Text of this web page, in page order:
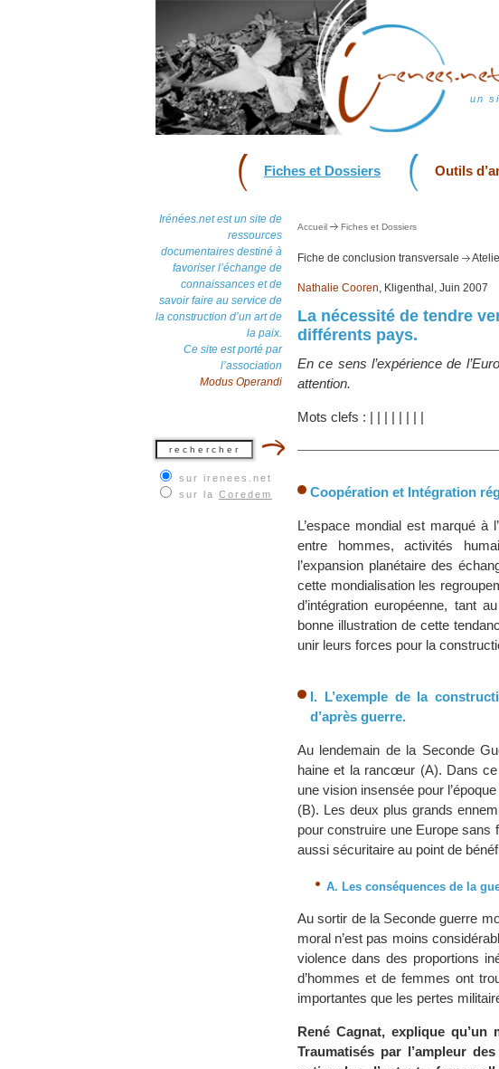
un
Fiches et Dossiers Outils
Irénées.net est un site de
ressources
documentaires destiné à
favoriser l’échange de
connaissances et de
savoir faire au service de
la construction d’un art de
la paix.
Ce site est porté par
l’association
Modus Operandi
sur irenees.net
sur la Coredem
Accueil Fiches et Dossiers
Fiche de conclusion transversale
Nathalie Cooren, Kligenthal, Juin 2007
La nécessité de tendre
différents pays.
En ce sens l’expérience de
attention.
Mots clefs : | | | | | | | |
Coopération et Intégration
L’espace mondial est marqué à
entre hommes, activités
l’expansion planétaire des
cette mondialisation les
d’intégration européenne, tant
bonne illustration de cette
unir leurs forces pour la
I. L’exemple de la
d’après guerre.
Au lendemain de la Seconde
haine et la rancœur (A). Dans
une vision insensée pour
(B). Les deux plus grands
pour construire une Europe sans
aussi sécuritaire au point de
A. Les conséquences de la
Au sortir de la Seconde guerre
moral n’est pas moins
violence dans des proportions
d’hommes et de femmes ont
importantes que les pertes
René Cagnat, explique
Traumatisés par l’ampleur